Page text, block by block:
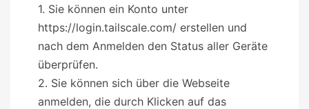
1. Sie können ein Konto unter
https://login.tailscale.com/ erstellen und
nach dem Anmelden den Status aller Geräte
überprüfen.
2. Sie können sich über die Webseite
anmelden, die durch Klicken auf das